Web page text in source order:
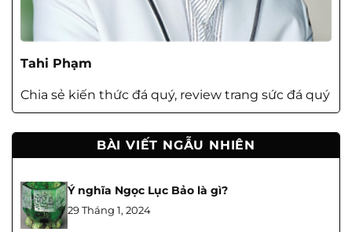
Tahi Phạm
Chia sẻ kiến thức đá quý, review trang sức đá quý
BÀI VIẾT NGẪU NHIÊN
Ý nghĩa Ngọc Lục Bảo là gì?
29 Tháng 1, 2024